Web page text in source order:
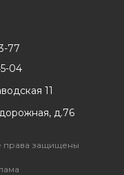
77
04
11
д.76
права защищены